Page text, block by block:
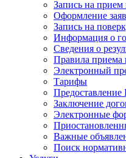
Запись на
Оформление
Запись на
Информация о
Сведения о
Правила
Электронный
Тарифы
Заключение
Электронные
Важные
Поиск